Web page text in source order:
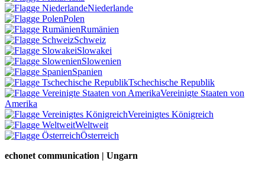
Niederlande
Polen
Rumänien
Schweiz
Slowakei
Slowenien
Spanien
Tschechische Republik
Vereinigte Staaten von
Amerika
Vereinigtes Königreich
Weltweit
Österreich
echonet communication | Ungarn